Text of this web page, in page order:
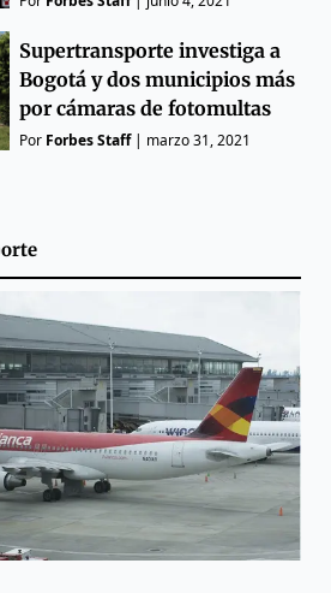
Supertransporte investiga a
Bogotá y dos municipios más
por cámaras de fotomultas
Por Forbes Staff| marzo 31, 2021